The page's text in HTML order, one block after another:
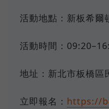
活動地點：新板希爾
活動時間：
地址：新北市板橋區
立即報名： https://